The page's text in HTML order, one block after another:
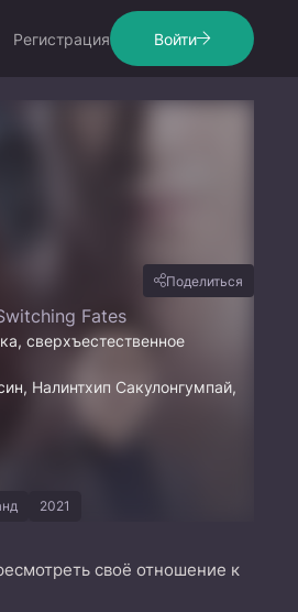
Регистрация Войти
Поделиться
Fates
сверхъестественное
Налинтхип Сакулонгумпай,
2021
своё отношение к